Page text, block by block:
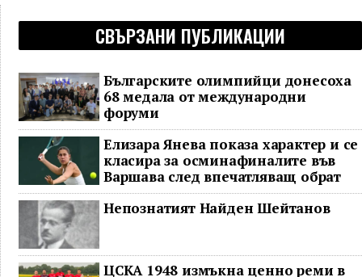
СВЪРЗАНИ ПУБЛИКАЦИИ
Българските олимпийци донесоха
68 медала от международни
форуми
Елизара Янева показа характер и се
класира за осминафиналите във
Варшава след впечатляващ обрат
Непознатият Найден Шейтанов
ЦСКА 1948 измъкна ценно реми в